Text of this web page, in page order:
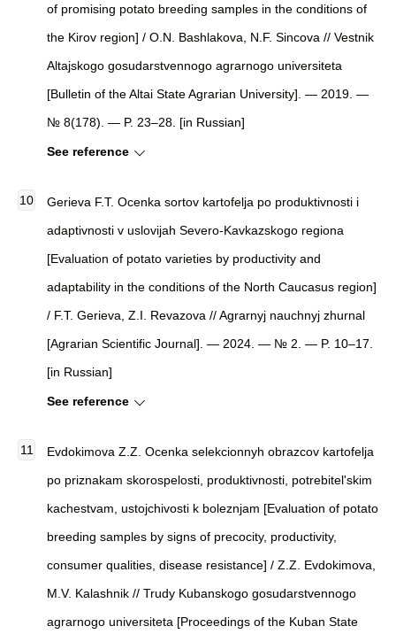
of promising potato breeding samples in the conditions of
the Kirov region] / O.N. Bashlakova, N.F. Sincova // Vestnik
Altajskogo gosudarstvennogo agrarnogo universiteta
[Bulletin of the Altai State Agrarian University]. — 2019. —
№ 8(178). — P. 23–28. [in Russian]
See reference
Gerieva F.T. Ocenka sortov kartofelja po produktivnosti i
adaptivnosti v uslovijah Severo-Kavkazskogo regiona
[Evaluation of potato varieties by productivity and
adaptability in the conditions of the North Caucasus region]
/ F.T. Gerieva, Z.I. Revazova // Agrarnyj nauchnyj zhurnal
[Agrarian Scientific Journal]. — 2024. — № 2. — P. 10–17.
[in Russian]
See reference
Evdokimova Z.Z. Ocenka selekcionnyh obrazcov kartofelja
po priznakam skorospelosti, produktivnosti, potrebitel'skim
kachestvam, ustojchivosti k boleznjam [Evaluation of potato
breeding samples by signs of precocity, productivity,
consumer qualities, disease resistance] / Z.Z. Evdokimova,
M.V. Kalashnik // Trudy Kubanskogo gosudarstvennogo
agrarnogo universiteta [Proceedings of the Kuban State